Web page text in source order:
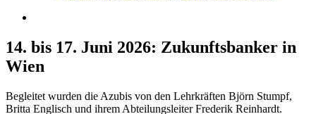
14. bis 17. Juni 2026: Zukunftsbanker in
Wien
Begleitet wurden die Azubis von den Lehrkräften Björn Stumpf,
Britta Englisch und ihrem Abteilungsleiter Frederik Reinhardt.